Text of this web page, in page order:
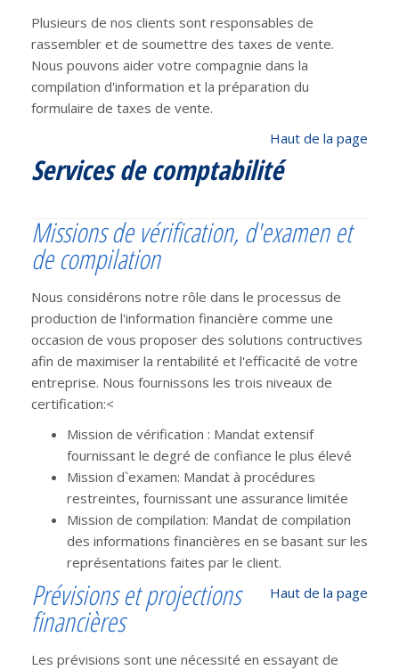
Plusieurs de nos clients sont responsables de
rassembler et de soumettre des taxes de vente.
Nous pouvons aider votre compagnie dans la
compilation d'information et la préparation du
formulaire de taxes de vente.
Haut de la page
Services de comptabilité
Missions de vérification, d'examen et
de compilation
Nous considérons notre rôle dans le processus de
production de l'information financière comme une
occasion de vous proposer des solutions contructives
afin de maximiser la rentabilité et l'efficacité de votre
entreprise. Nous fournissons les trois niveaux de
certification:<
Mission de vérification : Mandat extensif
fournissant le degré de confiance le plus élevé
Mission d`examen: Mandat à procédures
restreintes, fournissant une assurance limitée
Mission de compilation: Mandat de compilation
des informations financières en se basant sur les
représentations faites par le client.
Haut de la page
Prévisions et projections
financières
Les prévisions sont une nécessité en essayant de